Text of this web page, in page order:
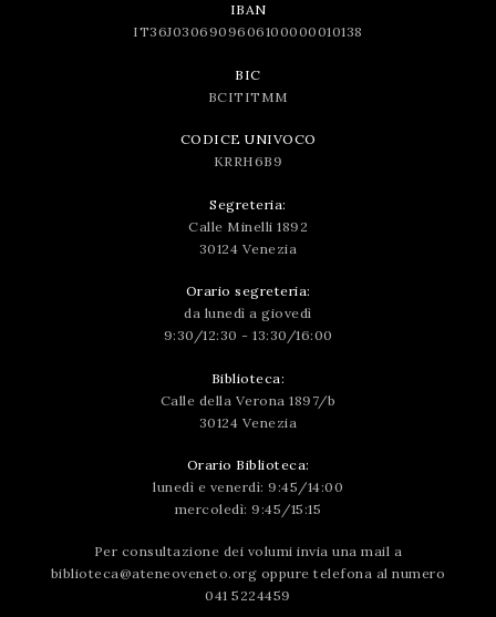
IBAN
IT36J0306909606100000010138
BIC
BCITITMM
CODICE UNIVOCO
KRRH6B9
Segreteria:
Calle Minelli 1892
30124 Venezia
Orario segreteria:
da lunedì a giovedì
9:30/12:30 - 13:30/16:00
Biblioteca:
Calle della Verona 1897/b
30124 Venezia
Orario Biblioteca:
lunedì e venerdì: 9:45/14:00
mercoledì: 9:45/15:15
Per consultazione dei volumi invia una mail a
biblioteca@ateneoveneto.org oppure telefona al numero
041 5224459